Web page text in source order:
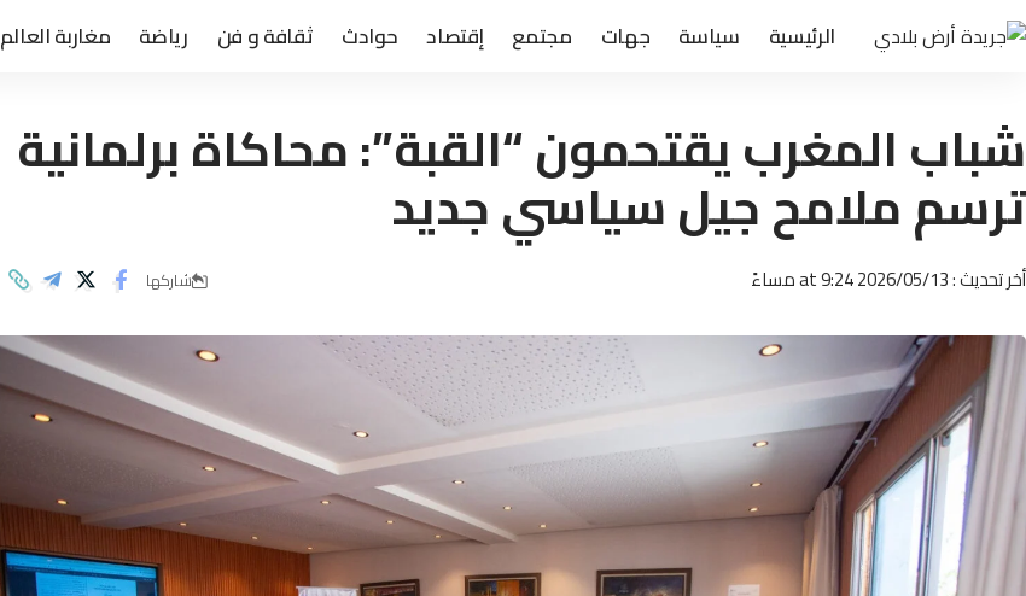
الرئيسية سياسة جهات مجتمع إقتصاد حوادث ثقافة و فن رياضة مغاربة العالم
شباب المغرب يقتحمون “القبة”: محاكاة برلمانية
ترسم ملامح جيل سياسي جديد
أخر تحديث : 2026/05/13 at 9:24 مساءً شاركها